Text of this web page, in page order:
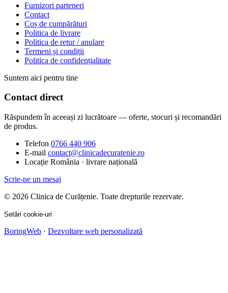
Furnizori parteneri
Contact
Coș de cumpărături
Politica de livrare
Politica de retur / anulare
Termeni și condiții
Politica de confidențialitate
Suntem aici pentru tine
Contact direct
Răspundem în aceeași zi lucrătoare — oferte, stocuri și recomandări
de produs.
Telefon 0766 440 906
E-mail contact@clinicadecuratenie.ro
Locație România · livrare națională
Scrie-ne un mesaj
© 2026 Clinica de Curățenie. Toate drepturile rezervate.
Setări cookie-uri
BoringWeb · Dezvoltare web personalizată